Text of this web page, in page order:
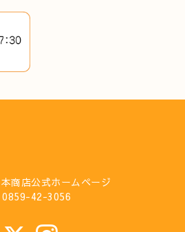
本商店公式ホームページ
0859-42-3056